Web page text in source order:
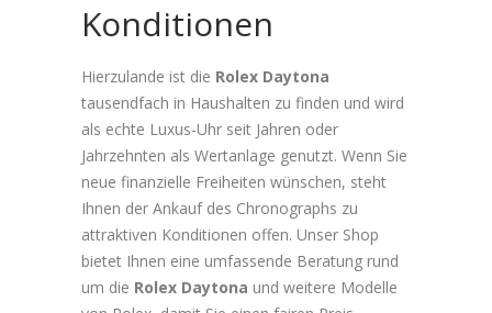
Konditionen
Hierzulande ist die Rolex Daytona
tausendfach in Haushalten zu finden und wird
als echte Luxus-Uhr seit Jahren oder
Jahrzehnten als Wertanlage genutzt. Wenn Sie
neue finanzielle Freiheiten wünschen, steht
Ihnen der Ankauf des Chronographs zu
attraktiven Konditionen offen. Unser Shop
bietet Ihnen eine umfassende Beratung rund
um die Rolex Daytona und weitere Modelle